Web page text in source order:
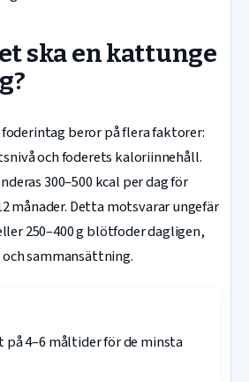
ska en kattunge
beror på flera faktorer:
och foderets kaloriinnehåll.
300–500 kcal per dag för
månader. Detta motsvarar ungefär
250–400 g blötfoder dagligen,
sammansättning.
på 4–6 måltider för de minsta